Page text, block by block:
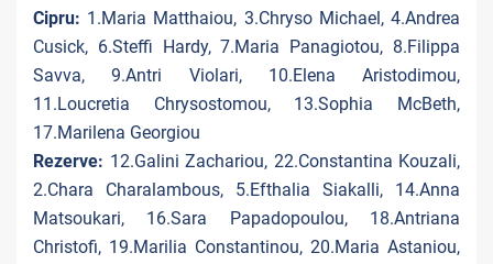
Cipru: 1.Maria Matthaiou, 3.Chryso Michael, 4.Andrea
Cusick, 6.Steffi Hardy, 7.Maria Panagiotou, 8.Filippa
Savva, 9.Antri Violari, 10.Elena Aristodimou,
11.Loucretia Chrysostomou, 13.Sophia McBeth,
17.Marilena Georgiou
Rezerve: 12.Galini Zachariou, 22.Constantina Kouzali,
2.Chara Charalambous, 5.Efthalia Siakalli, 14.Anna
Matsoukari, 16.Sara Papadopoulou, 18.Antriana
Christofi, 19.Marilia Constantinou, 20.Maria Astaniou,